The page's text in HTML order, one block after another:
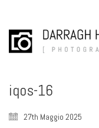
iqos-16
27th Maggio 2025